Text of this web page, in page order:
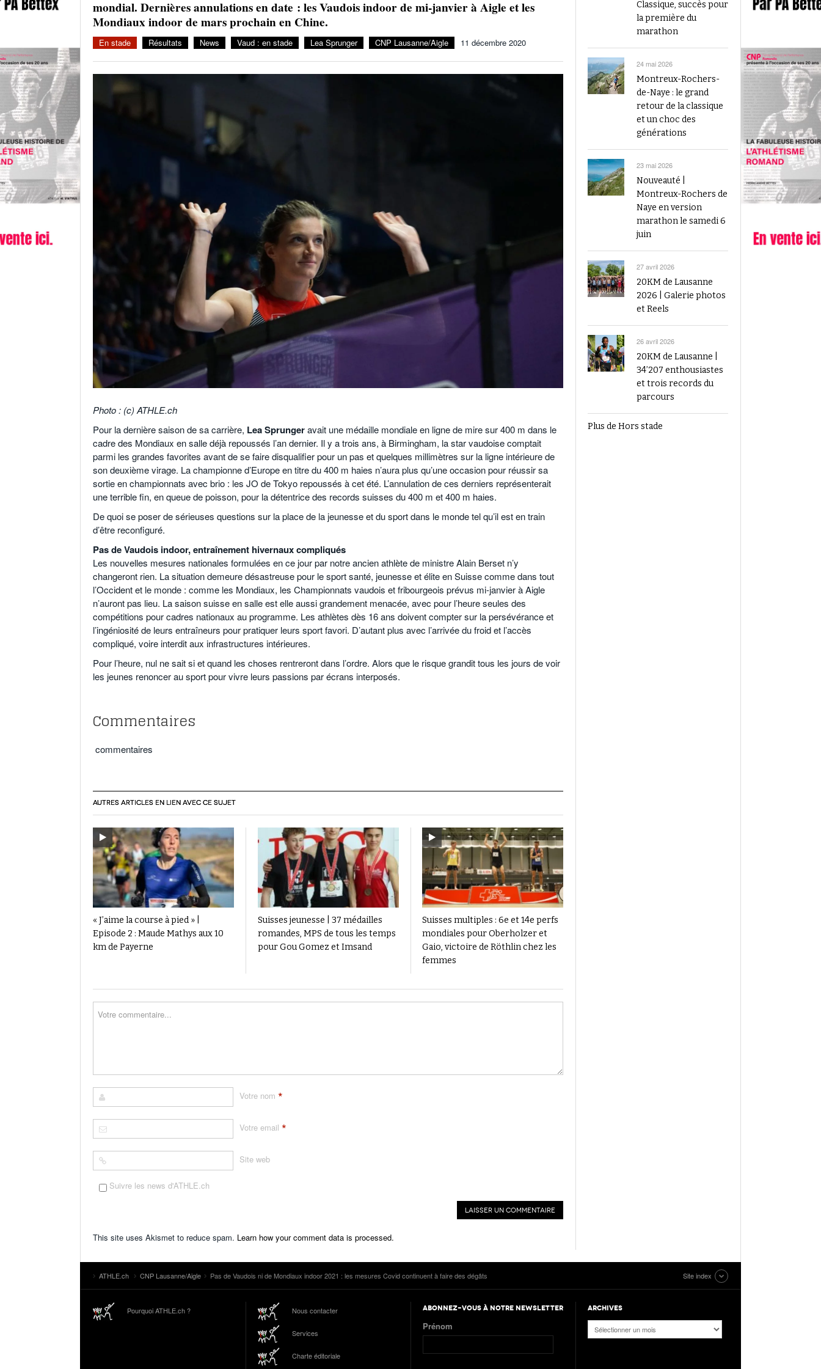
Julien Wanders. Sensibilité, illusions, travail :
une lecture à ne pas manquer !
2024
Finale du Visana Sprint ce dimanche à Berne
avec Mujinga Kambundji et plein de surprises
19 septembre 2024
Voir tout
mondial. Dernières annulations en date : les Vaudois indoor de mi-janvier à Aigle et les
Mondiaux indoor de mars prochain en Chine.
En stade Résultats News Vaud : en stade Lea Sprunger CNP Lausanne/Aigle 11 décembre 2020
Photo : (c) ATHLE.ch
Pour la dernière saison de sa carrière, Lea Sprungeravait une médaille mondiale en ligne de mire sur 400 m dans le
cadre des Mondiaux en salle déjà repoussés l’an dernier. Il y a trois ans, à Birmingham, la star vaudoise comptait
parmi les grandes favorites avant de se faire disqualifier pour un pas et quelques millimètres sur la ligne intérieure de
son deuxième virage. La championne d’Europe en titre du 400 m haies n’aura plus qu’une occasion pour réussir sa
sortie en championnats avec brio : les JO de Tokyo repoussés à cet été. L’annulation de ces derniers représenterait
une terrible fin, en queue de poisson, pour la détentrice des records suisses du 400 m et 400 m haies.
De quoi se poser de sérieuses questions sur la place de la jeunesse et du sport dans le monde tel qu’il est en train
d’être reconfiguré.
Pas de Vaudois indoor, entraînement hivernaux compliqués
Les nouvelles mesures nationales formulées en ce jour par notre ancien athlète de ministre Alain Berset n’y
changeront rien. La situation demeure désastreuse pour le sport santé, jeunesse et élite en Suisse comme dans tout
l’Occident et le monde : comme les Mondiaux, les Championnats vaudois et fribourgeois prévus mi-janvier à Aigle
n’auront pas lieu. La saison suisse en salle est elle aussi grandement menacée, avec pour l’heure seules des
compétitions pour cadres nationaux au programme. Les athlètes dès 16 ans doivent compter sur la persévérance et
l’ingéniosité de leurs entraîneurs pour pratiquer leurs sport favori. D’autant plus avec l’arrivée du froid et l’accès
compliqué, voire interdit aux infrastructures intérieures.
Pour l’heure, nul ne sait si et quand les choses rentreront dans l’ordre. Alors que le risque grandit tous les jours de voir
les jeunes renoncer au sport pour vivre leurs passions par écrans interposés.
Commentaires
commentaires
AUTRES ARTICLES EN LIEN AVEC CE SUJET
« J’aime la course à pied » |
Episode 2 : Maude Mathys aux 10
km de Payerne
Suisses jeunesse | 37 médailles
romandes, MPS de tous les temps
pour Gou Gomez et Imsand
Suisses multiples : 6e et 14e perfs
mondiales pour Oberholzer et
Gaio, victoire de Röthlin chez les
femmes
Votre nom *
Votre email *
Site web
Suivre les news d'ATHLE.ch
This site uses Akismet to reduce spam. Learn how your comment data is processed.
Classique, succès pour
la première du
marathon
24 mai 2026
Montreux-Rochers-
de-Naye : le grand
retour de la classique
et un choc des
générations
23 mai 2026
Nouveauté |
Montreux-Rochers de
Naye en version
marathon le samedi 6
juin
27 avril 2026
20KM de Lausanne
2026 | Galerie photos
et Reels
26 avril 2026
20KM de Lausanne |
34’207 enthousiastes
et trois records du
parcours
Plus de Hors stade
ATHLE.ch CNP Lausanne/Aigle Pas de Vaudois ni de Mondiaux indoor 2021 : les mesures Covid continuent à faire des dégâts Site index
Pourquoi ATHLE.ch ? Nous contacter
Services
Charte éditoriale
ABONNEZ-VOUS À NOTRE NEWSLETTER
Prénom
ARCHIVES
Archives